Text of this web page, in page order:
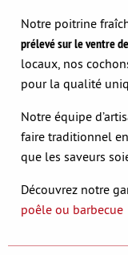
Notre poitrine
prélevé sur le ventre
locaux, nos
pour la qualité
Notre équipe
faire traditionnel
que les saveurs
Découvrez notre
poêle ou barbecue